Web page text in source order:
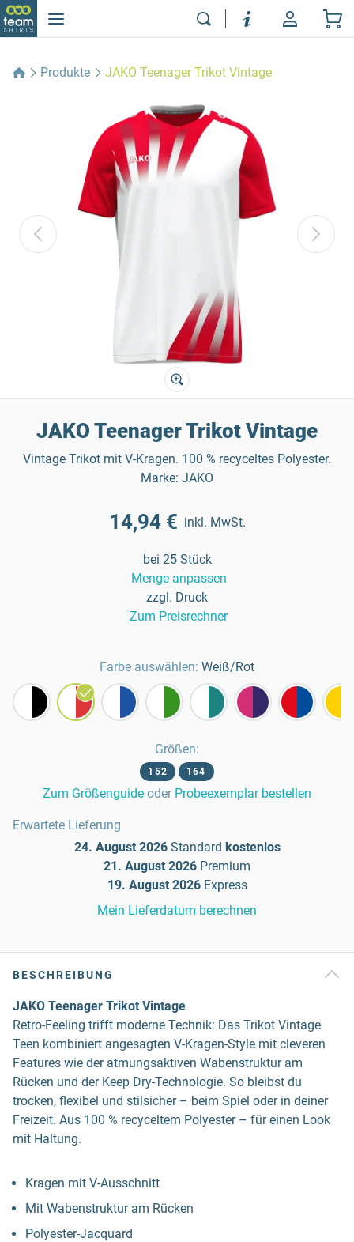
Produkte JAKO Teenager Trikot Vintage
JAKO Teenager Trikot Vintage
Vintage Trikot mit V-Kragen. 100 % recyceltes Polyester.
Marke: JAKO
14,94 € inkl. MwSt.
bei 25 Stück
Menge anpassen
zzgl. Druck
Zum Preisrechner
Farbe auswählen: Weiß/Rot
Größen:
152 164
Zum Größenguide oder Probeexemplar bestellen
Erwartete Lieferung
24. August 2026 Standard kostenlos
21. August 2026 Premium
19. August 2026 Express
Mein Lieferdatum berechnen
BESCHREIBUNG
JAKO Teenager Trikot Vintage
Retro-Feeling trifft moderne Technik: Das Trikot Vintage
Teen kombiniert angesagten V-Kragen-Style mit cleveren
Features wie der atmungsaktiven Wabenstruktur am
Rücken und der Keep Dry-Technologie. So bleibst du
trocken, flexibel und stilsicher – beim Spiel oder in deiner
Freizeit. Aus 100 % recyceltem Polyester – für einen Look
mit Haltung.
Kragen mit V-Ausschnitt
Mit Wabenstruktur am Rücken
Polyester-Jacquard